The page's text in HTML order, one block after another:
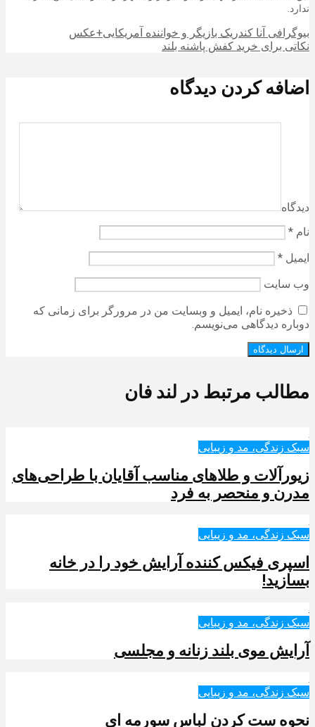
ندارد.
بیوگرافی آنا کندریک بازیگر و خواننده آمریکایی+عکس
نکاتی برای خرید کفش پاشنه بلند
اضافه کردن دیدگاه
دیدگاه
نام *
ایمیل *
وب‌ سایت
ذخیره نام، ایمیل و وبسایت من در مرورگر برای زمانی که
دوباره دیدگاهی می‌نویسم.
مطالب مرتبط در لند فان
سبک زندگی، مد و زیبایی
زیورآلات و طلاهای مناسب آقایان با طراحی‌های
مدرن و منحصر به فرد
سبک زندگی، مد و زیبایی
اسپری فیکس کننده آرایش خود را در خانه
بسازید!
سبک زندگی، مد و زیبایی
آرایش موی بلند زنانه و مجلسی
سبک زندگی، مد و زیبایی
نحوه ست کردن لباس سورمه ای